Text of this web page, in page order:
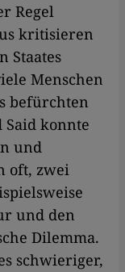
Regel
kritisieren
Staates
Menschen
befürchten
Said konnte
und
oft, zwei
und den
Dilemma.
schwieriger,